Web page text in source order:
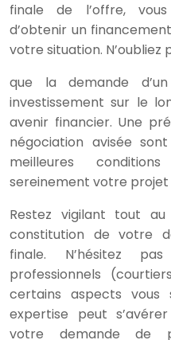
finale de l’offre,
d’obtenir un
votre situation. N’oubliez
que la demande
investissement sur le
avenir financier. Une
négociation avisée
meilleures
sereinement votre projet
Restez vigilant tout
constitution de votre
finale. N’hésitez
professionnels
certains aspects vous
expertise peut
votre demande de